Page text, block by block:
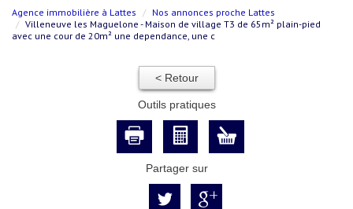
Agence immobilière à Lattes
Nos annonces proche Lattes
Villeneuve les Maguelone - Maison de village T3 de 65m² plain-pied
avec une cour de 20m² une dependance, une c
< Retour
Outils pratiques
Partager sur